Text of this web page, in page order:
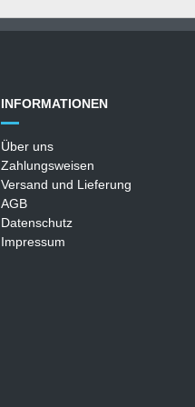
INFORMATIONEN
Über uns
Zahlungsweisen
Versand und Lieferung
AGB
Datenschutz
Impressum